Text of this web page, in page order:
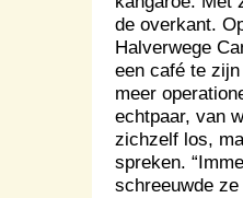
de overkant.
Halverwege
een café te
meer
echtpaar, van
zichzelf los,
spreken.
schreeuwde